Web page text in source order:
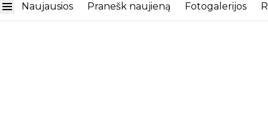
Naujausios Pranešk naujieną Fotogalerijos